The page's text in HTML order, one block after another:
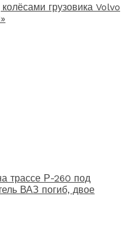
грузовика Volvo
трассе Р-260 под
ВАЗ погиб, двое